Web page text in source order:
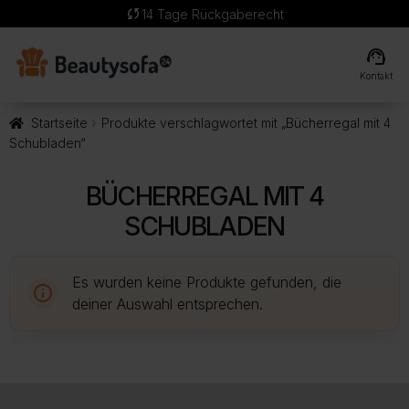
sync 14 Tage Rückgaberecht
support_agent
Kontakt
Startseite
Produkte verschlagwortet mit „Bücherregal mit 4
Schubladen“
BÜCHERREGAL MIT 4
SCHUBLADEN
Es wurden keine Produkte gefunden, die
deiner Auswahl entsprechen.